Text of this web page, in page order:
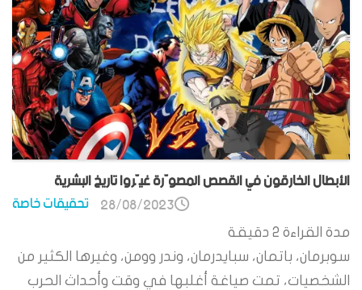
الأبطال الخارقون في القصص المصوّرة غيّروا تاريخ البشرية
تحقيقات خاصة 28/08/2023
مدة القراءة 2 دقيقة
سوبرمان، باتمان، سبايدرمان، وندر وومن، وغيرها الكثير من
الشخصيات، تمت صياغة أغلبها في وقت وأحداث الحرب